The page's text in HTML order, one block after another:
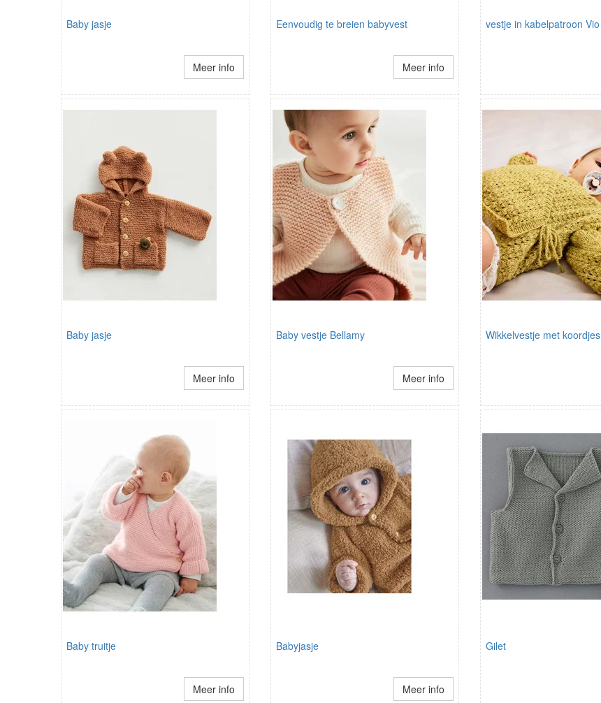
Baby jasje
Meer info
Eenvoudig te breien babyvest
Meer info
vestje in kabelpatroon Vio
Baby jasje
Meer info
Baby vestje Bellamy
Meer info
Wikkelvestje met koordjes
Baby truitje
Meer info
Babyjasje
Meer info
Gilet